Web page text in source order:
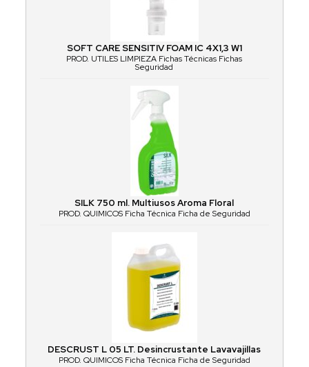
SOFT CARE SENSITIV FOAM IC 4X1,3 W1
PROD. UTILES LIMPIEZA Fichas Técnicas Fichas
Seguridad
SILK 750 ml. Multiusos Aroma Floral
PROD. QUIMICOS Ficha Técnica Ficha de Seguridad
DESCRUST L 05 LT. Desincrustante Lavavajillas
PROD. QUIMICOS Ficha Técnica Ficha de Seguridad